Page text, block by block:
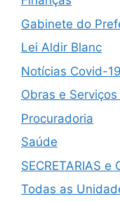
Gabinete do
Lei Aldir Blanc
Notícias Covid-19
Obras e
Procuradoria
Saúde
SECRETARIAS e
Todas as